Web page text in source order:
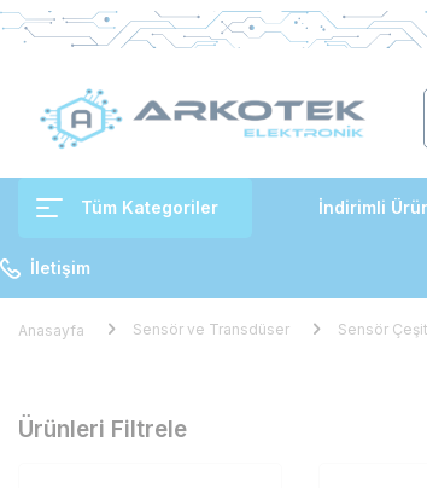
Tüm Kategoriler İndirimli
İletişim
Anasayfa Sensör ve Transdüser Sensör
Ürünleri Filtrele